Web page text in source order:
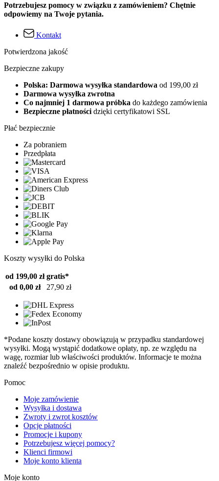
Potrzebujesz pomocy w związku z zamówieniem? Chętnie
odpowiemy na Twoje pytania.
Kontakt
Potwierdzona jakość
Bezpieczne zakupy
Polska: Darmowa wysyłka standardowa od 199,00 zł
Darmowa wysyłka zwrotna
Co najmniej 1 darmowa próbka do każdego zamówienia
Bezpieczne płatności dzięki certyfikatowi SSL
Płać bezpiecznie
Za pobraniem
Przedpłata
Koszty wysyłki do Polska
od 199,00 zł gratis*
od 0,00 zł
27,90 zł
*Podane koszty dostawy obowiązują w przypadku standardowej
wysyłki. Mogą wystąpić dodatkowe opłaty, np. ze względu na
wagę, rozmiar lub właściwości produktów. Informacje te można
znaleźć bezpośrednio w opisie produktu.
Pomoc
Moje zamówienie
Wysyłka i dostawa
Zwroty i zwrot kosztów
Opcje płatności
Promocje i kupony
Potrzebujesz więcej pomocy?
Klienci firmowi
Moje konto klienta
Moje konto